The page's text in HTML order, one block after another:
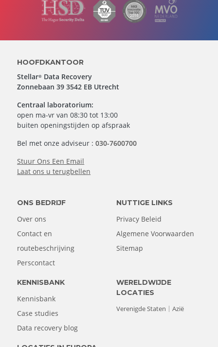
HOOFDKANTOOR
Stellar® Data Recovery
Zonnebaan 39 3542 EB Utrecht
Centraal laboratorium:
open ma-vr van 08:30 tot 13:00
buiten openingstijden op afspraak
Bel met onze adviseur :030-7600700
Stuur Ons Een Email
Laat ons u terugbellen
ONS BEDRIJF
Over ons
Contact en
routebeschrijving
Perscontact
NUTTIGE LINKS
Privacy Beleid
Algemene Voorwaarden
Sitemap
KENNISBANK
Kennisbank
Case studies
Data recovery blog
WERELDWIJDE
LOCATIES
Verenigde Staten
Azië